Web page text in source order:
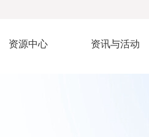
资源中心 资讯与活动